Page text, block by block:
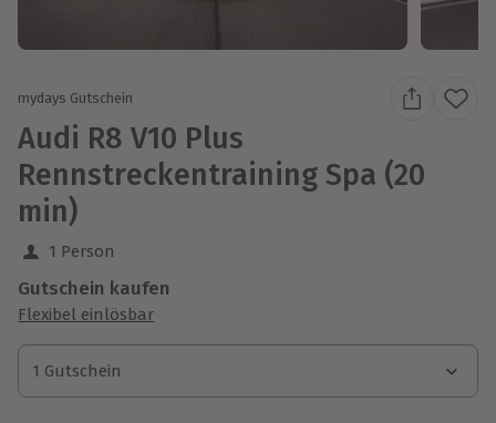
mydays Gutschein
Audi R8 V10 Plus
Rennstreckentraining Spa (20
min)
1 Person
Gutschein kaufen
Flexibel einlösbar
1 Gutschein
1 Gutschein
1 Gutschein